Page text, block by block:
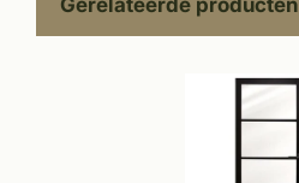
Gerelateerde producten